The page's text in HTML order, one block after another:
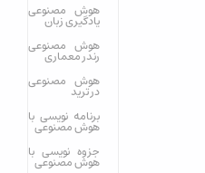
هوش مصنوعی
یادگیری زبان
هوش مصنوعی
رندر معماری
هوش مصنوعی
در ترید
برنامه نویسی با
هوش مصنوعی
جزوه نویسی با
هوش مصنوعی